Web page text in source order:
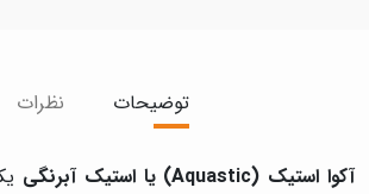
توضیحات نظرات
آکوا استیک (Aquastic) یا استیک آبرنگی